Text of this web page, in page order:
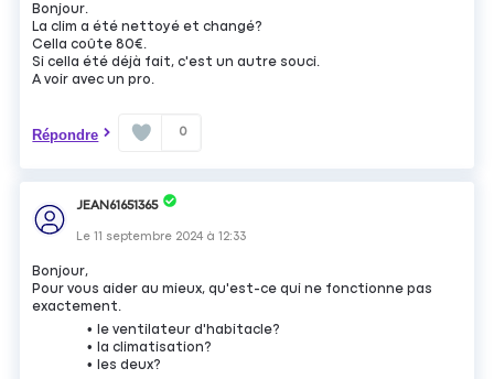
Bonjour.
La clim a été nettoyé et changé?
Cella coûte 80€.
Si cella été déjà fait, c'est un autre souci.
A voir avec un pro.
Répondre 0
JEAN61651365
Le11 septembre 2024 à12:33
Bonjour,
Pour vous aider au mieux, qu'est-ce qui ne fonctionne pas
exactement.
le ventilateur d'habitacle?
la climatisation?
les deux?